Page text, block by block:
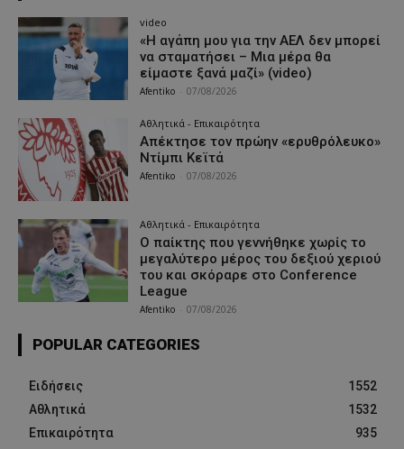
video
«Η αγάπη μου για την ΑΕΛ δεν μπορεί
να σταματήσει – Μια μέρα θα
είμαστε ξανά μαζί» (video)
Afentiko 07/08/2026
Αθλητικά - Επικαιρότητα
Απέκτησε τον πρώην «ερυθρόλευκο»
Ντίμπι Κεϊτά
Afentiko 07/08/2026
Αθλητικά - Επικαιρότητα
Ο παίκτης που γεννήθηκε χωρίς το
μεγαλύτερο μέρος του δεξιού χεριού
του και σκόραρε στο Conference
League
Afentiko 07/08/2026
POPULAR CATEGORIES
Ειδήσεις
1552
Αθλητικά
1532
Επικαιρότητα
935